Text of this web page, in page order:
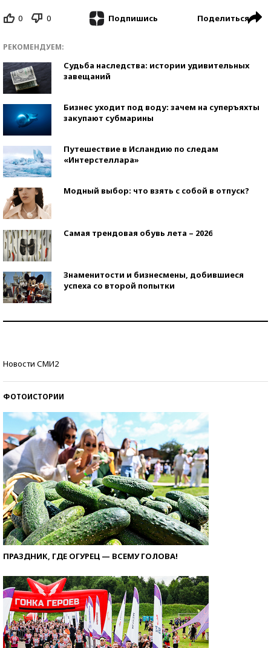
0 0 Подпишись Поделиться
РЕКОМЕНДУЕМ:
Судьба наследства: истории удивительных
завещаний
Бизнес уходит под воду: зачем на суперъяхты
закупают субмарины
Путешествие в Исландию по следам
«Интерстеллара»
Модный выбор: что взять с собой в отпуск?
Самая трендовая обувь лета – 2026
Знаменитости и бизнесмены, добившиеся
успеха со второй попытки
Новости СМИ2
ФОТОИСТОРИИ
ПРАЗДНИК, ГДЕ ОГУРЕЦ — ВСЕМУ ГОЛОВА!